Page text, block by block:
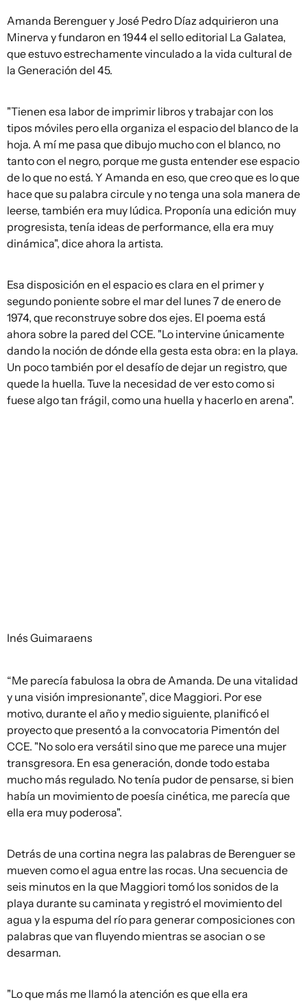
Amanda Berenguer y José Pedro Díaz adquirieron una
Minerva y fundaron en 1944 el sello editorial La Galatea,
que estuvo estrechamente vinculado a la vida cultural de
la Generación del 45.
"Tienen esa labor de imprimir libros y trabajar con los
tipos móviles pero ella organiza el espacio del blanco de la
hoja. A mí me pasa que dibujo mucho con el blanco, no
tanto con el negro, porque me gusta entender ese espacio
de lo que no está. Y Amanda en eso, que creo que es lo que
hace que su palabra circule y no tenga una sola manera de
leerse, también era muy lúdica. Proponía una edición muy
progresista, tenía ideas de performance, ella era muy
dinámica", dice ahora la artista.
Esa disposición en el espacio es clara en el primer y
segundo poniente sobre el mar del lunes 7 de enero de
1974, que reconstruye sobre dos ejes. El poema está
ahora sobre la pared del CCE. "Lo intervine únicamente
dando la noción de dónde ella gesta esta obra: en la playa.
Un poco también por el desafío de dejar un registro, que
quede la huella. Tuve la necesidad de ver esto como si
fuese algo tan frágil, como una huella y hacerlo en arena".
Inés Guimaraens
“Me parecía fabulosa la obra de Amanda. De una vitalidad
y una visión impresionante”, dice Maggiori. Por ese
motivo, durante el año y medio siguiente, planificó el
proyecto que presentó a la convocatoria Pimentón del
CCE. "No solo era versátil sino que me parece una mujer
transgresora. En esa generación, donde todo estaba
mucho más regulado. No tenía pudor de pensarse, si bien
había un movimiento de poesía cinética, me parecía que
ella era muy poderosa".
Detrás de una cortina negra las palabras de Berenguer se
mueven como el agua entre las rocas. Una secuencia de
seis minutos en la que Maggiori tomó los sonidos de la
playa durante su caminata y registró el movimiento del
agua y la espuma del río para generar composiciones con
palabras que van fluyendo mientras se asocian o se
desarman.
"Lo que más me llamó la atención es que ella era